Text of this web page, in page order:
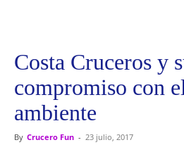
Costa Cruceros y
compromiso con
ambiente
By Crucero Fun - 23 julio, 2017